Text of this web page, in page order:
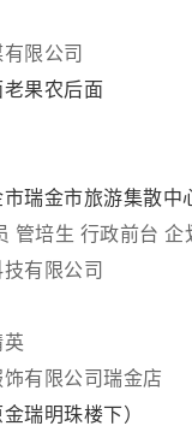
限公司
果农后面
瑞金市旅游集散中
管培生 行政前台 企
有限公司
有限公司瑞金店
瑞明珠楼下）